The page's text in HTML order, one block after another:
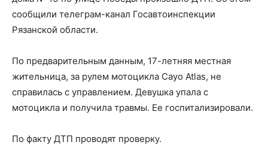
сообщили телеграм-канал Госавтоинспекции
Рязанской области.
По предварительным данным, 17-летняя местная
жительница, за рулем мотоцикла Cayo Atlas, не
справилась с управлением. Девушка упала с
мотоцикла и получила травмы. Ее госпитализировали.
По факту ДТП проводят проверку.